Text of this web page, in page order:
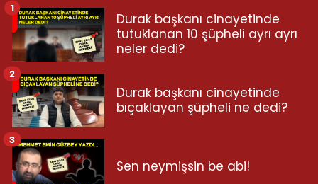
Durak başkanı cinayetinde
tutuklanan 10 şüpheli ayrı ayrı
neler dedi?
1
Durak başkanı cinayetinde
bıçaklayan şüpheli ne dedi?
2
Sen neymişsin be abi!
3